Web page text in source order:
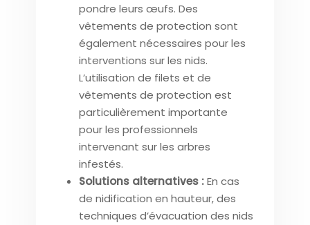
pondre leurs œufs. Des
vêtements de protection sont
également nécessaires pour les
interventions sur les nids.
L’utilisation de filets et de
vêtements de protection est
particulièrement importante
pour les professionnels
intervenant sur les arbres
infestés.
Solutions alternatives :En cas
de nidification en hauteur, des
techniques d’évacuation des nids